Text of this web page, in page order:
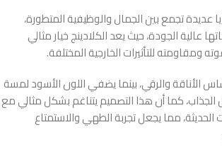
عديدة تجمع بين الجمال والوظيفية المتطورة،
عالية الجودة، حيث يعد الكلادينج خيار مثالي
ومقاومته للتأثيرات الخارجية المختلفة.
الأناقة والرقي، بينما يضفي اللون الأسود لمسة
كما أن هذا التصميم يتناغم بشكل مثالي مع
الحديثة، مما يجعل تجربة الطهي والاستمتاع